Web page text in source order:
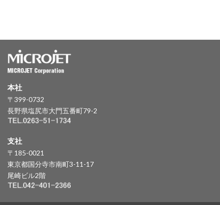
本社
〒399-0732
長野県塩尻市大門五番町79-2
支社
〒185-0021
東京都国分寺市南町3-11-17
尾崎ビル2階